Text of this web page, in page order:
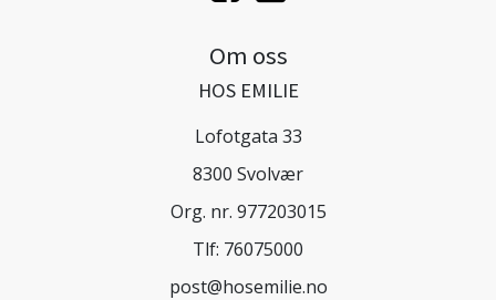
Om oss
HOS EMILIE
Lofotgata 33
8300 Svolvær
Org. nr. 977203015
Tlf: 76075000
post@hosemilie.no